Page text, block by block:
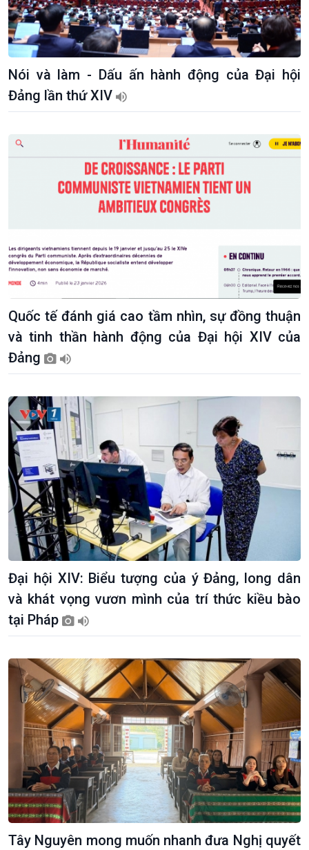
Kinh tế
Trước giờ mở cửa
Dòng chảy Kinh tế
Sức sống hàng Việt
Khởi nghiệp
thương mại
Nông nghiệp & Biển đảo
Tin Nông nghiệp & Biển
đảo
Mùa vàng
Tâm tình biên giới và hải
Tìm hiểu biển, đảo Việt
Nam
Nói và làm - Dấu ấn hành động của Đại hội
Đảng lần thứ XIV
Quốc tế đánh giá cao tầm nhìn, sự đồng thuận
và tinh thần hành động của Đại hội XIV của
Đảng
Đại hội XIV: Biểu tượng của ý Đảng, long dân
và khát vọng vươn mình của trí thức kiều bào
tại Pháp
Tây Nguyên mong muốn nhanh đưa Nghị quyết